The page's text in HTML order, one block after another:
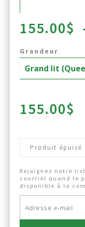
155.00$
Grandeur
155.00$
Produit épuisé
Rejoignez notre
courriel quand le
disponible à la
votre
adresse